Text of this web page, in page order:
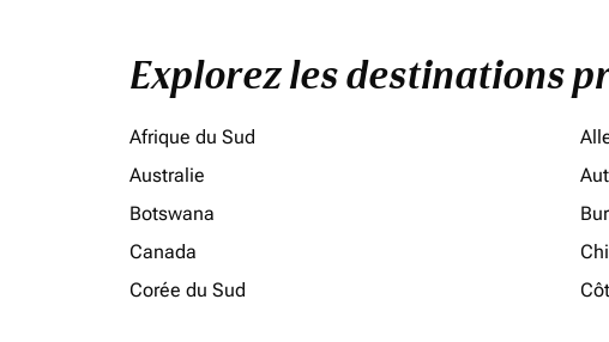
Explorez les destinations
Afrique du Sud
Australie
Botswana
Canada
Corée du Sud